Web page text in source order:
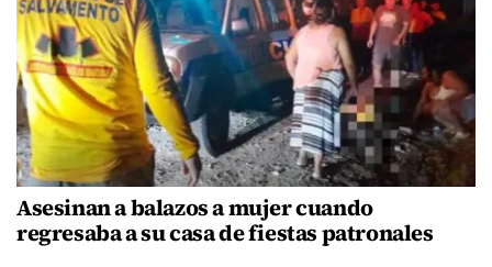
Asesinan a balazos a mujer cuando
regresaba a su casa de fiestas patronales